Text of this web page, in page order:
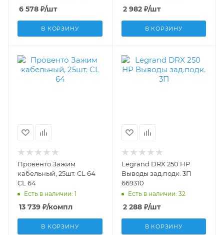
6 578 ₽/шт
В КОРЗИНУ
2 982₽/шт
В КОРЗИНУ
Провенто Зажим
кабельный, 25шт. CL 64
CL 64
Есть в наличии: 1
13 739 ₽/компл
В КОРЗИНУ
Legrand DRX 250 HP
Выводы зад.подк. 3П
669310
Есть в наличии: 32
2 288₽/шт
В КОРЗИНУ